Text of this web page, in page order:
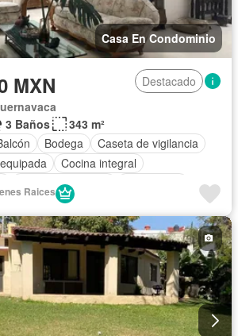
Casa En Condominio
MXN
Destacado
3 Baños
343 m²
Bodega
Caseta de vigilancia
Cocina integral
Cuarto de servicio
Jardín
Recámara con closet
por cable Terraza
Wifi
Raices